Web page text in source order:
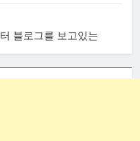
블로그를 보고있는